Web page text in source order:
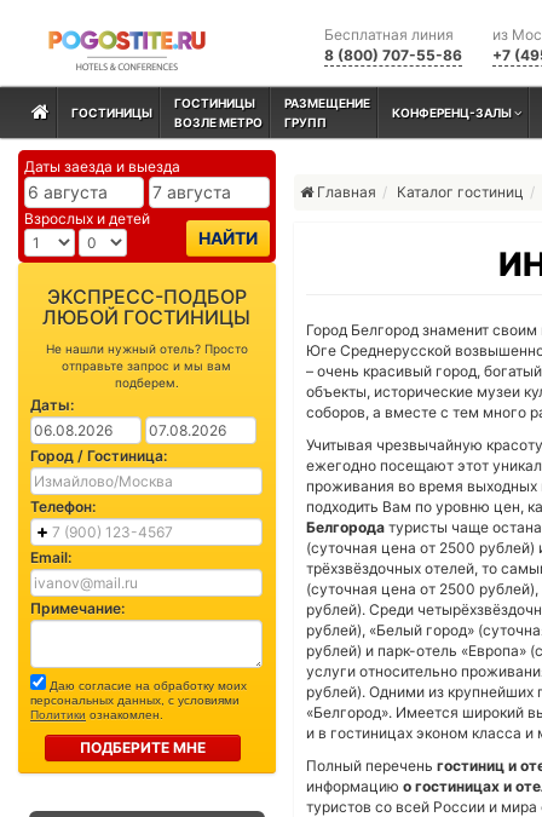
из
+7
Бесплатная линия
8 (800) 707-55-86
ГОСТИНИЦЫ
ГОСТИНИЦЫ
ВОЗЛЕ МЕТРО
РАЗМЕЩЕНИЕ
ГРУПП
КОНФЕРЕНЦ-ЗАЛЫ
Даты заезда и выезда
Взрослых и детей
НАЙТИ
ЭКСПРЕСС-ПОДБОР
ЛЮБОЙ ГОСТИНИЦЫ
Не нашли нужный отель? Просто
отправьте запрос и мы вам
подберем.
Даты:
Город / Гостиница:
Телефон:
Email:
Примечание:
Даю согласие на обработку моих
персональных данных, с условиями
Политики ознакомлен.
ПОДБЕРИТЕ МНЕ
Главная Каталог гостиниц
Город Белгород знаменит
Юге Среднерусской
– очень красивый город,
объекты, исторические музеи
соборов, а вместе с тем много
Учитывая чрезвычайную
ежегодно посещают этот
проживания во время выходных
подходить Вам по уровню цен,
Белгородатуристы чаще
(суточная цена от 2500
трёхзвёздочных отелей, то
(суточная цена от 2500
рублей). Среди
рублей), «Белый город»
рублей) и парк-отель «Европа»
услуги относительно
рублей). Одними из крупнейших
«Белгород». Имеется широкий
и в гостиницах эконом класса
Полный перечень гостиниц и
информацию о гостиницах и
туристов со всей России и